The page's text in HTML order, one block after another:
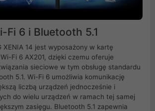
Fi 6 i Bluetooth 5.1
XENIA 14 jest wyposażony w kartę
Fi 6 AX201, dzięki czemu oferuje
sieciowe w tym obsługę standardu
5.1. Wi-Fi 6 umożliwia komunikację
liczbą urządzeń jednocześnie i
do wielu urządzeń w ramach tej samej
zasięgu. Bluetooth 5.1 zapewnia